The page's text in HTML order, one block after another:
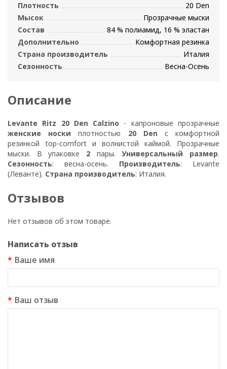
Плотность
20 Den
Мысок
Прозрачные мыски
Состав
84 % полиамид, 16 % эластан
Дополнительно
Комфортная резинка
Страна производитель
Италия
Сезонность
Весна-Осень
Описание
Levante Ritz 20 Den Calzino - капроновые прозрачные
женские носки плотностью 20 Den с комфортной
резинкой top-comfort и волнистой каймой. Прозрачные
мыски. В упаковке 2 пары.Универсальный размер.
Сезонность: весна-осень. Производитель: Levante
(Леванте). Страна производитель: Италия.
Отзывов
Нет отзывов об этом товаре.
Написать отзыв
Ваше имя
Ваш отзыв